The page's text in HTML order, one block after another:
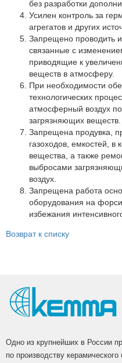
Партнеры
Личный кабинет
Корзина
Избранное
без разработки
Усилен контроль за
агрегатов и других
Запрещено проводить
связанные с
приводящие к
веществ в атмосферу.
При необходимости
технологических
атмосферный воздух
загрязняющих веществ.
Запрещена продувка,
газоходов, емкостей, в
вещества, а также
выбросами
воздух.
Запрещена работа
оборудования на
избежания
Возврат к списку
Одно из крупнейших в России
по производству керамического